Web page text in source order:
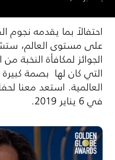
احتفالاً بما يقدمه نجوم
على مستوى العالم،
الجوائز لمكافأة النخبة
التي كان لها بصمة
في 6 يناير 2019.